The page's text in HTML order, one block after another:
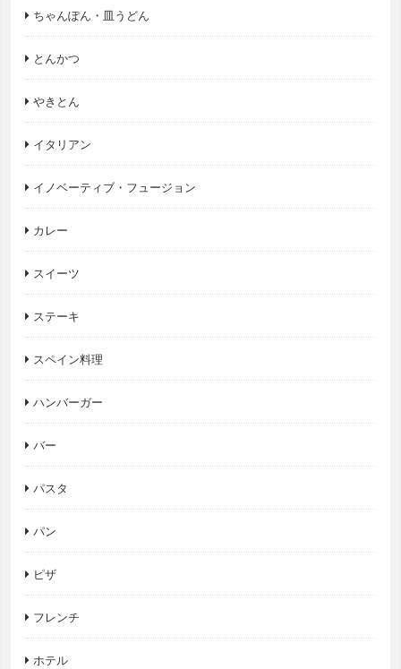
ちゃんぽん・皿うどん
とんかつ
やきとん
イタリアン
イノベーティブ・フュージョン
カレー
スイーツ
ステーキ
スペイン料理
ハンバーガー
バー
パスタ
パン
ピザ
フレンチ
ホテル